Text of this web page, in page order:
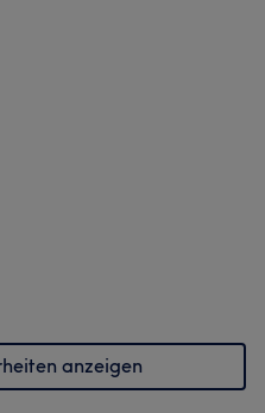
anzeigen